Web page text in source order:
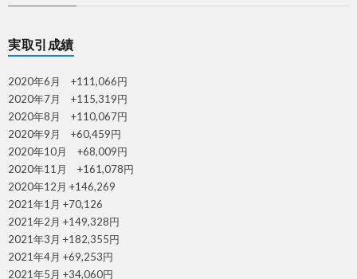
実取引成績
2020年6月 +111,066円
2020年7月 +115,319円
2020年8月 +110,067円
2020年9月 +60,459円
2020年10月 +68,009円
2020年11月 +161,078円
2020年12月 +146,269
2021年1月 +70,126
2021年2月 +149,328円
2021年3月 +182,355円
2021年4月 +69,253円
2021年5月 +34,060円